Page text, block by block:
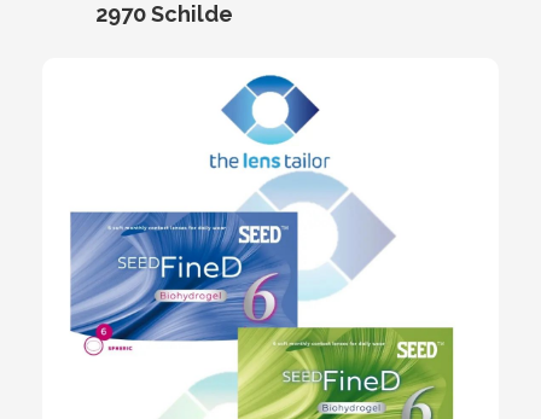
2970 Schilde